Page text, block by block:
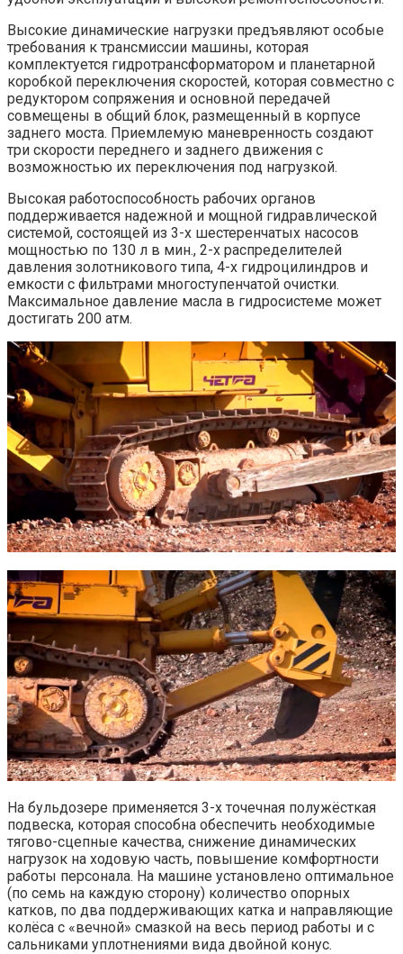
Высокие динамические нагрузки предъявляют особые
требования к трансмиссии машины, которая
комплектуется гидротрансформатором и планетарной
коробкой переключения скоростей, которая совместно с
редуктором сопряжения и основной передачей
совмещены в общий блок, размещенный в корпусе
заднего моста. Приемлемую маневренность создают
три скорости переднего и заднего движения с
возможностью их переключения под нагрузкой.
Высокая работоспособность рабочих органов
поддерживается надежной и мощной гидравлической
системой, состоящей из 3-х шестеренчатых насосов
мощностью по 130 л в мин., 2-х распределителей
давления золотникового типа, 4-х гидроцилиндров и
емкости с фильтрами многоступенчатой очистки.
Максимальное давление масла в гидросистеме может
достигать 200 атм.
На бульдозере применяется 3-х точечная полужёсткая
подвеска, которая способна обеспечить необходимые
тягово-сцепные качества, снижение динамических
нагрузок на ходовую часть, повышение комфортности
работы персонала. На машине установлено оптимальное
(по семь на каждую сторону) количество опорных
катков, по два поддерживающих катка и направляющие
колёса с «вечной» смазкой на весь период работы и с
сальниками уплотнениями вида двойной конус.